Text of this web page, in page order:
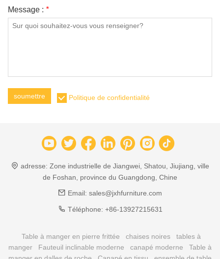
Message : *
soumettre Politique de confidentialité
adresse: Zone industrielle de Jiangwei, Shatou, Jiujiang, ville
de Foshan, province du Guangdong, Chine
Email: sales@jxhfurniture.com
Téléphone: +86-13927215631
Table à manger en pierre frittée chaises noires
tables à
manger
Fauteuil inclinable moderne canapé moderne
Table à